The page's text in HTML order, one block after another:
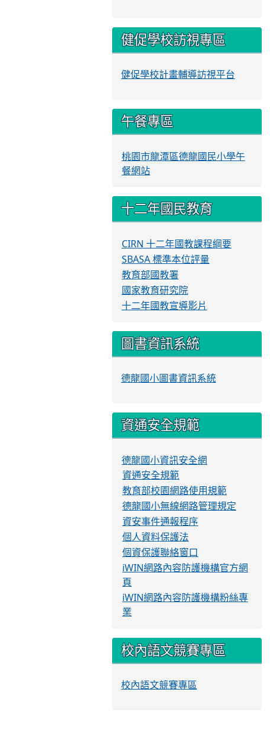
健促學校訪視專區
健促學校計畫輔導訪視平台
午餐專區
桃園市龍潭區德龍國民小學午
餐網站
十二年國民教育
CIRN 十二年國教課程綱要
SBASA 標準本位評量
教育部國教署
國家教育研究院
十二年國教宣導影片
圖書資訊系統
德龍國小圖書資訊系統
資通安全規範
德龍國小資訊安全網
資通安全規範
教育部校園網路使用規範
德龍國小無線網路管理規定
資安事件通報程序
個人資料保護法
個資保護聯絡窗口
iWIN網路內容防護機構官方網
頁
iWIN網路內容防護機構粉絲專
業
校內語文競賽專區
校內語文競賽專區